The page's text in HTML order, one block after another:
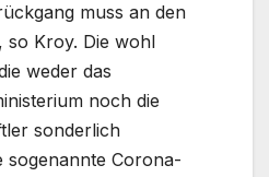
muss an den
so Kroy. Die wohl
weder das
noch die
sonderlich
sogenannte Corona-